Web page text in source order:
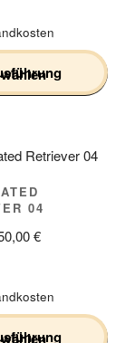
Ausführung wählen
04
€
Ausführung wählen